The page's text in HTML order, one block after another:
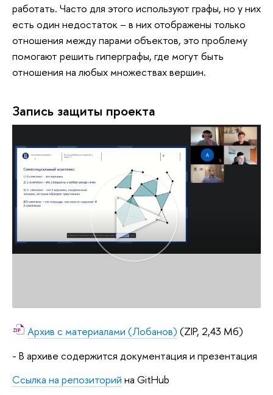
работать. Часто для этого используют графы, но у них
есть один недостаток – в них отображены только
отношения между парами объектов, это проблему
помогают решить гиперграфы, где могут быть
отношения на любых множествах вершин.
Запись защиты проекта
Архив с материалами (Лобанов) (ZIP, 2,43 Мб)
- В архиве содержится документация и презентация
Ссылка на репозиторий на GitHub